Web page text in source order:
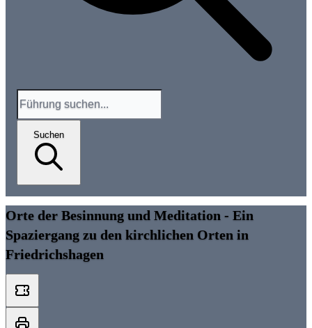
Suchen
Orte der Besinnung und Meditation - Ein
Spaziergang zu den kirchlichen Orten in
Friedrichshagen